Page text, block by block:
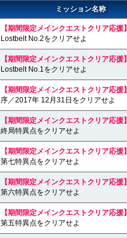
ミッション名称
【期間限定メインクエストクリア応援】
Lostbelt No.2をクリアせよ
【期間限定メインクエストクリア応援】
Lostbelt No.1をクリアせよ
【期間限定メインクエストクリア応援】
序／2017年 12月31日をクリアせよ
【期間限定メインクエストクリア応援】
終局特異点をクリアせよ
【期間限定メインクエストクリア応援】
第七特異点をクリアせよ
【期間限定メインクエストクリア応援】
第六特異点をクリアせよ
【期間限定メインクエストクリア応援】
第五特異点をクリアせよ